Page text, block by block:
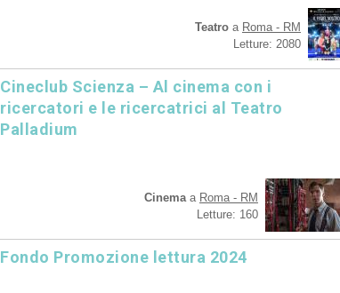
Teatro a Roma - RM
Letture: 2080
Cineclub Scienza – Al cinema con i
ricercatori e le ricercatrici al Teatro
Palladium
Cinemaa Roma - RM
Letture: 160
Fondo Promozione lettura 2024